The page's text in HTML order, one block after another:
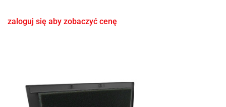
zaloguj się aby zobaczyć cenę